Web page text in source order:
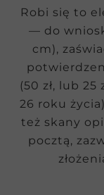
Robi się to
— do
cm),
(50 zł, lub
26 roku
też skany
pocztą,